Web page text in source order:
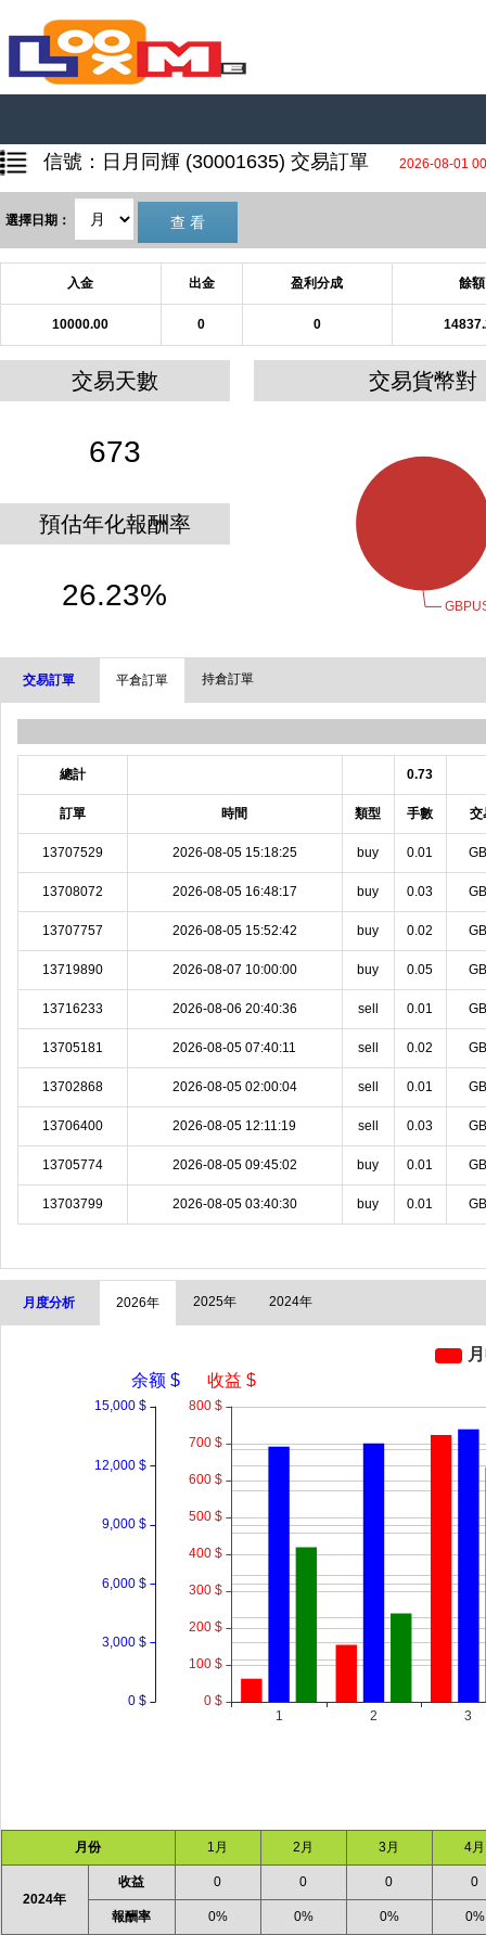
信號：日月同輝 (30001635) 交易訂單 2026-08-01
選擇日期：
入金 出金 盈利分成 餘額
10000.00 0 0
交易天數
673
預估年化報酬率
26.23%
交易貨幣對
交易訂單 平倉訂單 持倉訂單
總計 0.73
訂單 時間 類型 手數 交
13707529 2026-08-05 15:18:25 buy 0.01
13708072 2026-08-05 16:48:17 buy 0.03
13707757 2026-08-05 15:52:42 buy 0.02
13719890 2026-08-07 10:00:00 buy 0.05
13716233 2026-08-06 20:40:36 sell 0.01
13705181 2026-08-05 07:40:11 sell 0.02
13702868 2026-08-05 02:00:04 sell 0.01
13706400 2026-08-05 12:11:19 sell 0.03
13705774 2026-08-05 09:45:02 buy 0.01
13703799 2026-08-05 03:40:30 buy 0.01
月度分析 2026年 2025年 2024年
月份 1月 2月 3月 4月
2024年
收益 0 0 0 0
報酬率 0% 0% 0% 0%